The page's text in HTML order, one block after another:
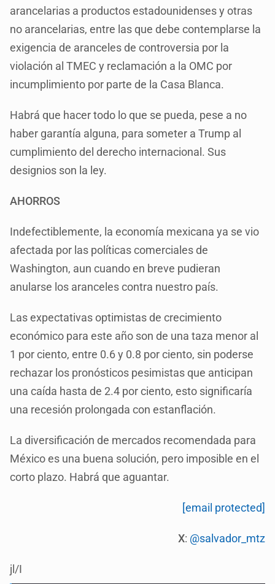
arancelarias a productos estadounidenses y otras
no arancelarias, entre las que debe contemplarse la
exigencia de aranceles de controversia por la
violación al TMEC y reclamación a la OMC por
incumplimiento por parte de la Casa Blanca.
Habrá que hacer todo lo que se pueda, pese a no
haber garantía alguna, para someter a Trump al
cumplimiento del derecho internacional. Sus
designios son la ley.
AHORROS
Indefectiblemente, la economía mexicana ya se vio
afectada por las políticas comerciales de
Washington, aun cuando en breve pudieran
anularse los aranceles contra nuestro país.
Las expectativas optimistas de crecimiento
económico para este año son de una taza menor al
1 por ciento, entre 0.6 y 0.8 por ciento, sin poderse
rechazar los pronósticos pesimistas que anticipan
una caída hasta de 2.4 por ciento, esto significaría
una recesión prolongada con estanflación.
La diversificación de mercados recomendada para
México es una buena solución, pero imposible en el
corto plazo. Habrá que aguantar.
[email protected]
X: @salvador_mtz
jl/I